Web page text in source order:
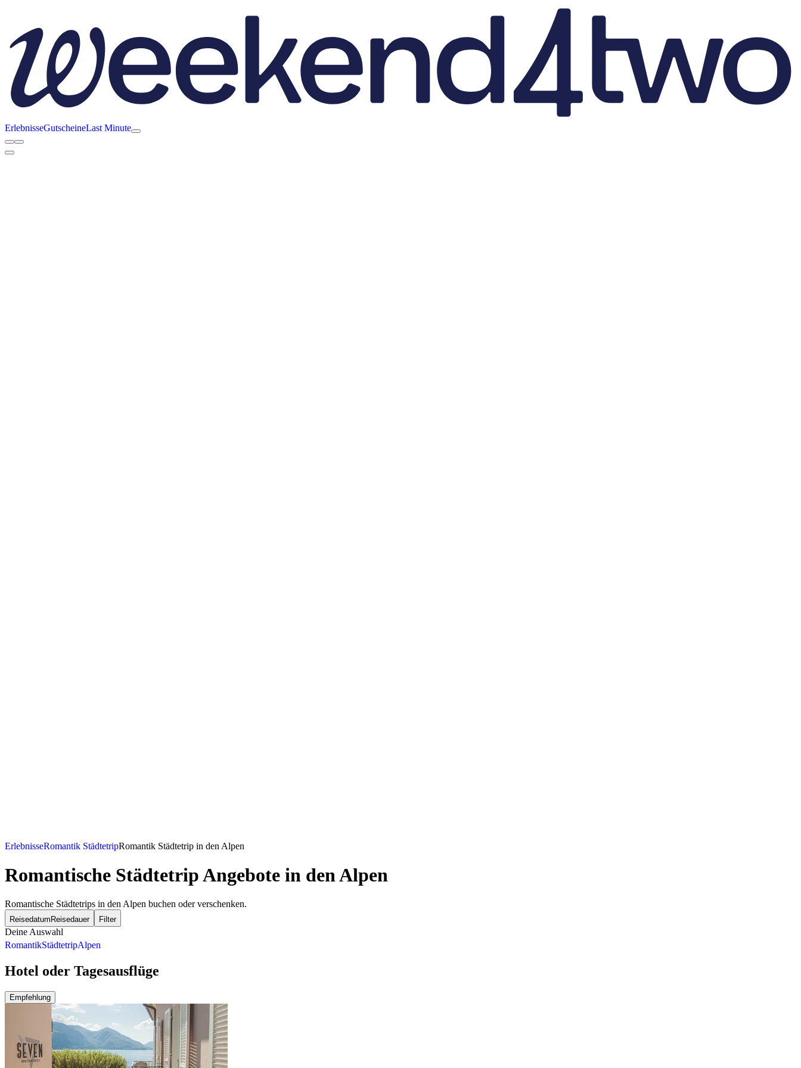
ErlebnisseGutscheineLast Minute
ErlebnisseRomantik StädtetripRomantik Städtetrip in den Alpen
Romantische Städtetrip Angebote in den Alpen
Romantische Städtetrips in den Alpen buchen oder verschenken.
Reisedatum Reisedauer Filter
Deine Auswahl
RomantikStädtetripAlpen
Hotel oder Tagesausflüge
Empfehlung